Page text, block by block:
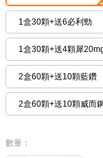
1盒30顆+送6必利勁
1盒30顆+送4顆犀
2盒60顆+送10顆藍鑽
2盒60顆+送10顆威而
數量：